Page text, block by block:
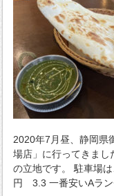
2020年7月昼、静岡県
場店」に行ってきま
の立地です。 駐車場
円 3.3 一番安いAラン